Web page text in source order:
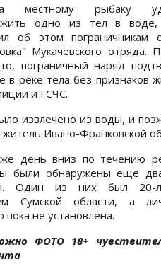
местному рыбаку
одно из тел в
об этом пограничникам
Мукачевского отряда.
пограничный наряд
в реке тела без признаков
и ГСЧС.
извлечено из воды, и
житель Ивано-Франковской
день вниз по течению
были обнаружены еще
Один из них был 20-
Сумской области, а
пока не установлена.
ФОТО 18+